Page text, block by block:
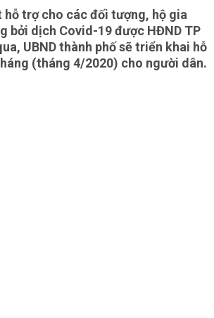
hỗ trợ cho các đối tượng, hộ gia
bởi dịch Covid-19 được HĐND TP
UBND thành phố sẽ triển khai hỗ
(tháng 4/2020) cho người dân.